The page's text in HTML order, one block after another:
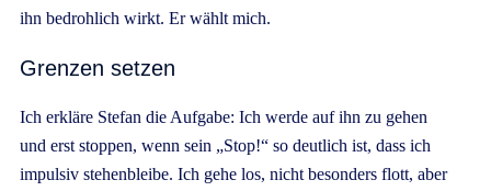
ihn bedrohlich wirkt. Er wählt mich.
Grenzen setzen
Ich erkläre Stefan die Aufgabe: Ich werde auf ihn zu gehen
und erst stoppen, wenn sein „Stop!“ so deutlich ist, dass ich
impulsiv stehenbleibe. Ich gehe los, nicht besonders flott, aber